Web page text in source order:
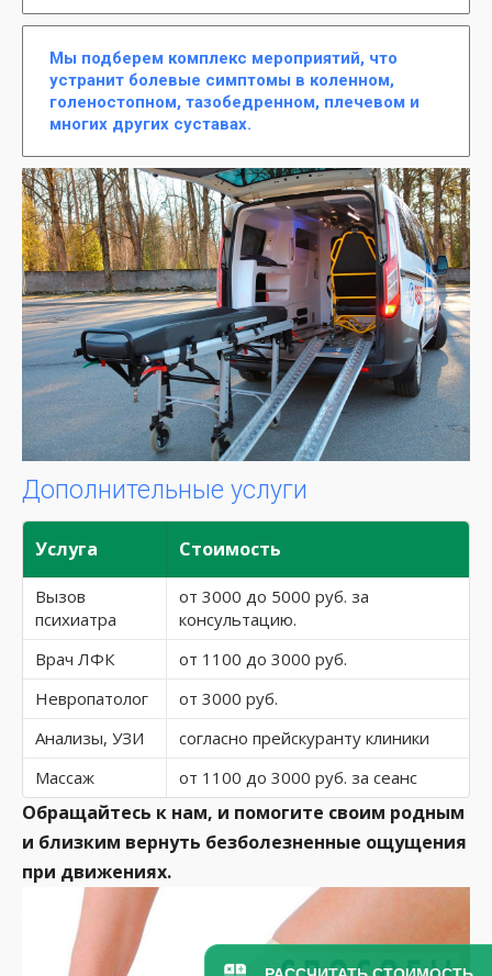
Мы подберем комплекс мероприятий, что
устранит болевые симптомы в коленном,
голеностопном, тазобедренном, плечевом и
многих других суставах.
Дополнительные услуги
Услуга Стоимость
Вызов
психиатра
от 3000 до 5000 руб. за
консультацию.
Врач ЛФК
от 1100 до 3000 руб.
Невропатолог
от 3000 руб.
Анализы, УЗИ
согласно прейскуранту клиники
Массаж
от 1100 до 3000 руб. за сеанс
Обращайтесь к нам, и помогите своим родным
и близким вернуть безболезненные ощущения
при движениях.